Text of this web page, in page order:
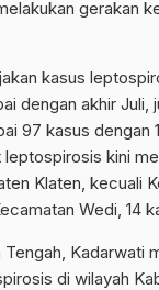
gerakan
kasus
dengan akhir Juli,
97 kasus dengan
kini
Klaten, kecuali
Wedi, 14
Kadarwati
di wilayah